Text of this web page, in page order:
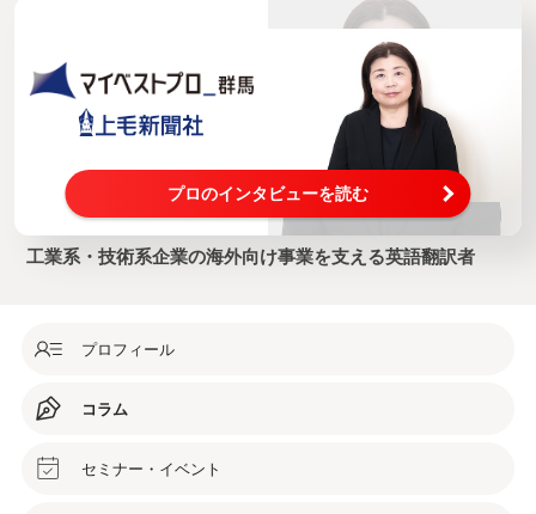
プロのインタビューを読む
工業系・技術系企業の海外向け事業を支える英語翻訳者
プロフィール
コラム
セミナー・イベント